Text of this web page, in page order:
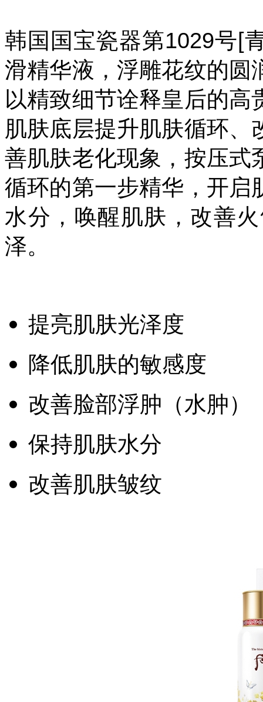
韩国国宝瓷器第1029号[
滑精华液，浮雕花纹的圆
以精致细节诠释皇后的高
肌肤底层提升肌肤循环
善肌肤老化现象，按压式
循环的第一步精华，开启
水分，唤醒肌肤，改善
泽。
提亮肌肤光泽度
降低肌肤的敏感度
改善脸部浮肿（水肿）
保持肌肤水分
改善肌肤皱纹